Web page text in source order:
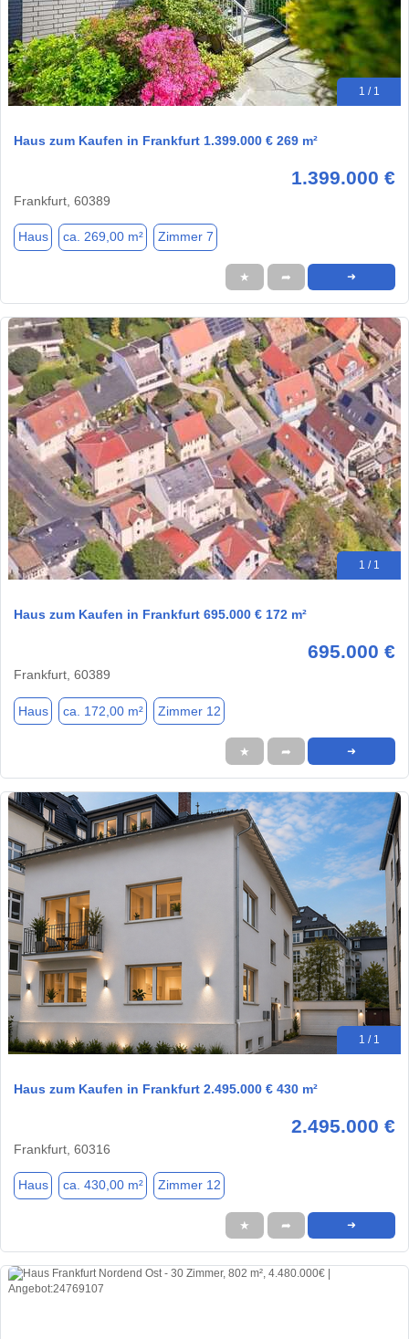
1 / 1
Haus zum Kaufen in Frankfurt 1.399.000 € 269 m²
1.399.000 €
Frankfurt, 60389
Haus ca. 269,00 m² Zimmer 7
★ ➦ ➜
1 / 1
Haus zum Kaufen in Frankfurt 695.000 € 172 m²
695.000 €
Frankfurt, 60389
Haus ca. 172,00 m² Zimmer 12
★ ➦ ➜
1 / 1
Haus zum Kaufen in Frankfurt 2.495.000 € 430 m²
2.495.000 €
Frankfurt, 60316
Haus ca. 430,00 m² Zimmer 12
★ ➦ ➜